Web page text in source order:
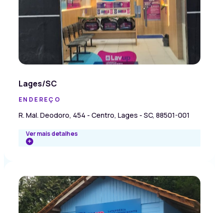
Lages/SC
ENDEREÇO
R. Mal. Deodoro, 454 - Centro, Lages - SC, 88501-001
Ver mais detalhes